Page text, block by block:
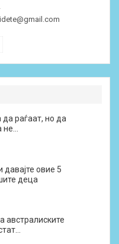
раѓаат, но да
не…
давајте овие 5
деца
австралиските